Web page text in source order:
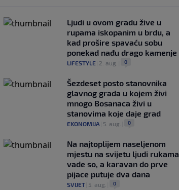
Ljudi u ovom gradu žive u
rupama iskopanim u brdu, a
kad prošire spavaću sobu
ponekad nađu drago kamenje
LIFESTYLE| 2. aug. 0
Šezdeset posto stanovnika
glavnog grada u kojem živi
mnogo Bosanaca živi u
stanovima koje daje grad
EKONOMIJA 5. aug. 0
Na najtoplijem naseljenom
mjestu na svijetu ljudi rukama
vade so, a karavan do prve
pijace putuje dva dana
SVIJET| 5. aug. 0